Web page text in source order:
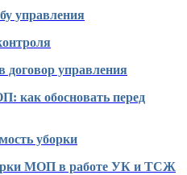
управления
управления
как обосновать перед
уборки
МОП в работе УК и ТСЖ